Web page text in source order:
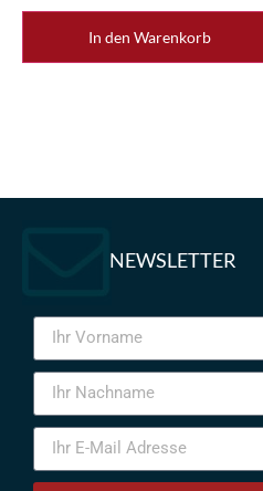
In den Warenkorb
NEWSLETTER